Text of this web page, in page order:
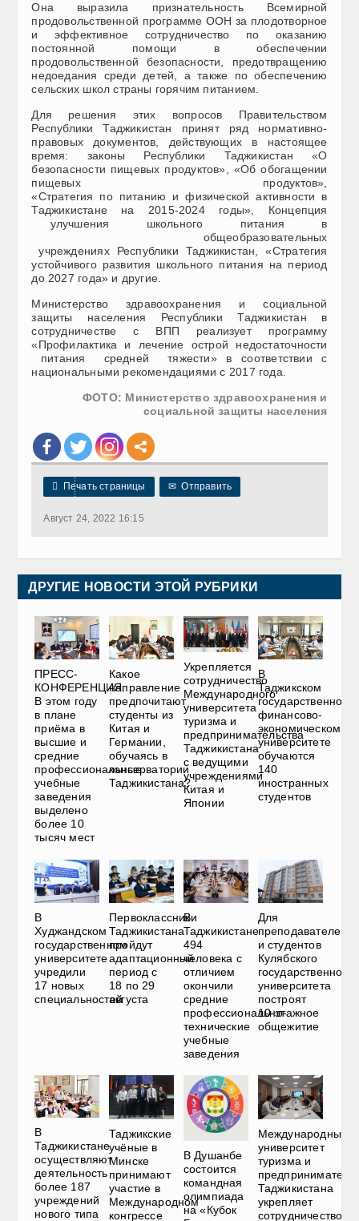
Она выразила признательность Всемирной
продовольственной программе ООН за плодотворное
и эффективное сотрудничество по оказанию
постоянной помощи в обеспечении
продовольственной безопасности, предотвращению
недоедания среди детей, а также по обеспечению
сельских школ страны горячим питанием.
Для решения этих вопросов Правительством
Республики Таджикистан принят ряд нормативно-
правовых документов, действующих в настоящее
время: законы Республики Таджикистан «О
безопасности пищевых продуктов», «Об обогащении
пищевых продуктов»,
«Стратегия по питанию и физической активности в
Таджикистане на 2015-2024 годы», Концепция
улучшения школьного питания в
общеобразовательных
учреждениях Республики Таджикистан, «Стратегия
устойчивого развития школьного питания на период
до 2027 года» и другие.
Министерство здравоохранения и социальной
защиты населения Республики Таджикистан в
сотрудничестве с ВПП реализует программу
«Профилактика и лечение острой недостаточности
питания средней тяжести» в соответствии с
национальными рекомендациями с 2017 года.
ФОТО: Министерство здравоохранения и
социальной защиты населения
 Печать страницы ✉ Отправить
Август 24, 2022 16:15
ДРУГИЕ НОВОСТИ ЭТОЙ РУБРИКИ
ПРЕСС-
КОНФЕРЕНЦИЯ.
В этом году
в плане
приёма в
высшие и
средние
профессиональные
учебные
заведения
выделено
более 10
тысяч мест
Какое
направление
предпочитают
студенты из
Китая и
Германии,
обучаясь в
консерватории
Таджикистана?
Укрепляется
сотрудничество
Международного
университета
туризма и
предпринимательства
Таджикистана
с ведущими
учреждениями
Китая и
Японии
В
Таджикском
государственном
финансово-
экономическом
университете
обучаются
140
иностранных
студентов
В
Худжандском
государственном
университете
учредили
17 новых
специальностей
Первоклассники
Таджикистана
пройдут
адаптационный
период с
18 по 29
августа
В
Таджикистане
494
человека с
отличием
окончили
средние
профессионально-
технические
учебные
заведения
Для
преподавателей
и студентов
Кулябского
государственного
университета
построят
10-этажное
общежитие
В
Таджикистане
осуществляют
деятельность
более 187
учреждений
нового типа
Таджикские
учёные в
Минске
принимают
участие в
Международном
конгрессе
В Душанбе
состоится
командная
олимпиада
на «Кубок
Международный
университет
туризма и
Таджикистана
укрепляет
сотрудничество